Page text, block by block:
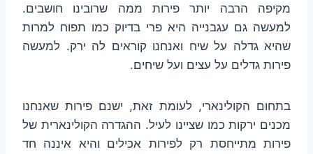
מקיפה הרבה יותר פירות ממה שרובינו חושבים.
למעשה גם עגבנייה היא פרי בדיוק כמו תפוח למרות
שהיא גדלה על שיח ואנחנו קוראים לה ירק. למעשה
פירות גדלים על עצים ועל שיחים.
בתחום הקולינארי, לעומת זאת, ישנם פירות שאנחנו
מכנים ירקות כמו שציינו לעיל. ההגדרה הקולינארית של
פירות מתייחסת רק לפירות אכילים והיא איננה חד